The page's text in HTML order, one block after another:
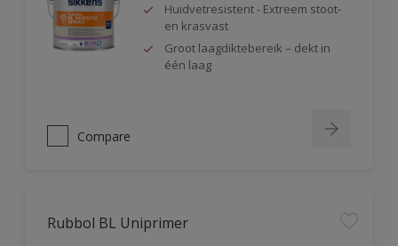
Huidvetresistent - Extreem stoot-
en krasvast
Groot laagdiktebereik – dekt in
één laag
Compare
Rubbol BL Uniprimer